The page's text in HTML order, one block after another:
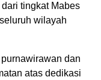
tingkat Mabes
wilayah
dan
atas dedikasi